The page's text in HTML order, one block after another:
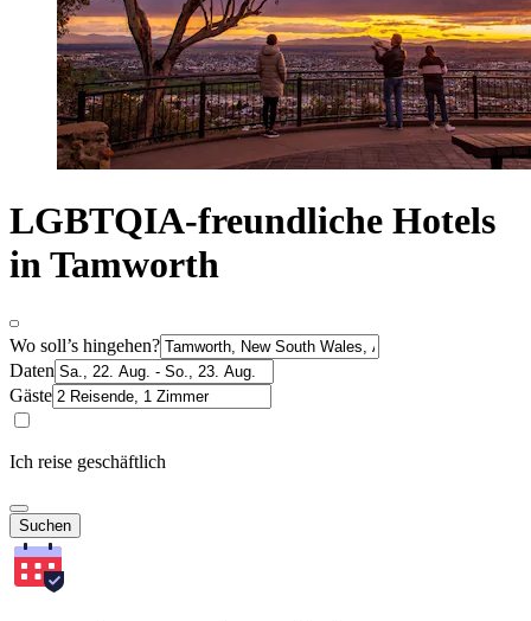
LGBTQIA-freundliche Hotels
in Tamworth
Wo soll’s hingehen?
Daten
Gäste
Ich reise geschäftlich
Suchen